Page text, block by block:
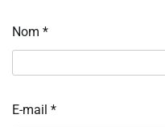
Nom *
E-mail *